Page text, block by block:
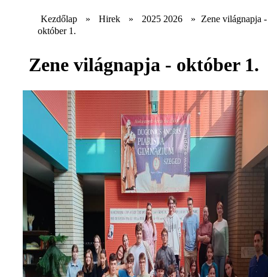
Kezdőlap » Hirek » 2025 2026 »
Zene világnapja -
október 1.
Zene világnapja - október 1.